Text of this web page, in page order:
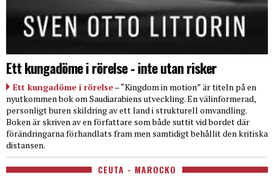
Ett kungadöme i rörelse - inte utan risker
Ett kungadöme i rörelse– “Kingdom in motion” är titeln på en
nyutkommen bok om Saudiarabiens utveckling. En välinformerad,
personligt buren skildring av ett land i strukturell omvandling.
Boken är skriven av en författare som både suttit vid bordet där
förändringarna förhandlats fram men samtidigt behållit den kritiska
distansen.
CEUTA - MAROCKO